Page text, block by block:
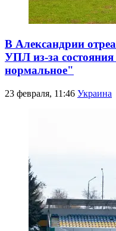
В Александрии
УПЛ из-за
нормальное"
23 февраля, 11:46 Украина